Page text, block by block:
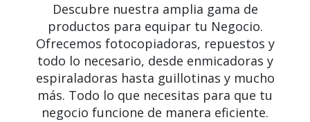
Descubre nuestra amplia gama de
productos para equipar tu Negocio.
Ofrecemos fotocopiadoras, repuestos y
todo lo necesario, desde enmicadoras y
espiraladoras hasta guillotinas y mucho
más. Todo lo que necesitas para que tu
negocio funcione de manera eficiente.